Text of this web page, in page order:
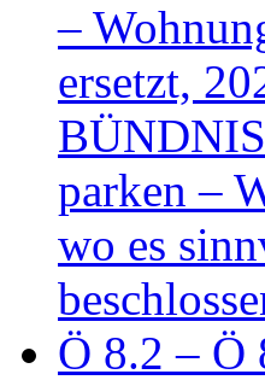
–
ersetzt,
parken –
wo es
Ö 8.2 – Ö